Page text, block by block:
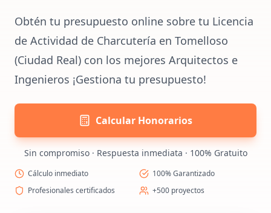
Obtén tu presupuesto online sobre tu Licencia
de Actividad de Charcutería en Tomelloso
(Ciudad Real) con los mejores Arquitectos e
Ingenieros ¡Gestiona tu presupuesto!
Calcular Honorarios
Sin compromiso · Respuesta inmediata · 100% Gratuito
Cálculo inmediato
100% Garantizado
Profesionales certificados
+500 proyectos